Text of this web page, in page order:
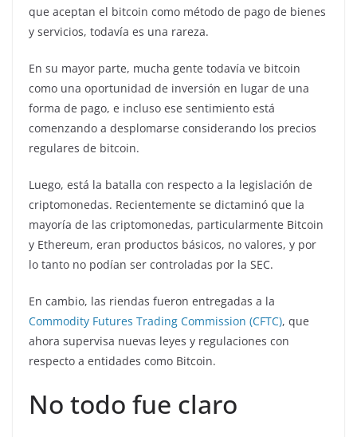
que aceptan el bitcoin como método de pago de bienes
y servicios, todavía es una rareza.
En su mayor parte, mucha gente todavía ve bitcoin
como una oportunidad de inversión en lugar de una
forma de pago, e incluso ese sentimiento está
comenzando a desplomarse considerando los precios
regulares de bitcoin.
Luego, está la batalla con respecto a la legislación de
criptomonedas. Recientemente se dictaminó que la
mayoría de las criptomonedas, particularmente Bitcoin
y Ethereum, eran productos básicos, no valores, y por
lo tanto no podían ser controladas por la SEC.
En cambio, las riendas fueron entregadas a la
Commodity Futures Trading Commission (CFTC), que
ahora supervisa nuevas leyes y regulaciones con
respecto a entidades como Bitcoin.
No todo fue claro